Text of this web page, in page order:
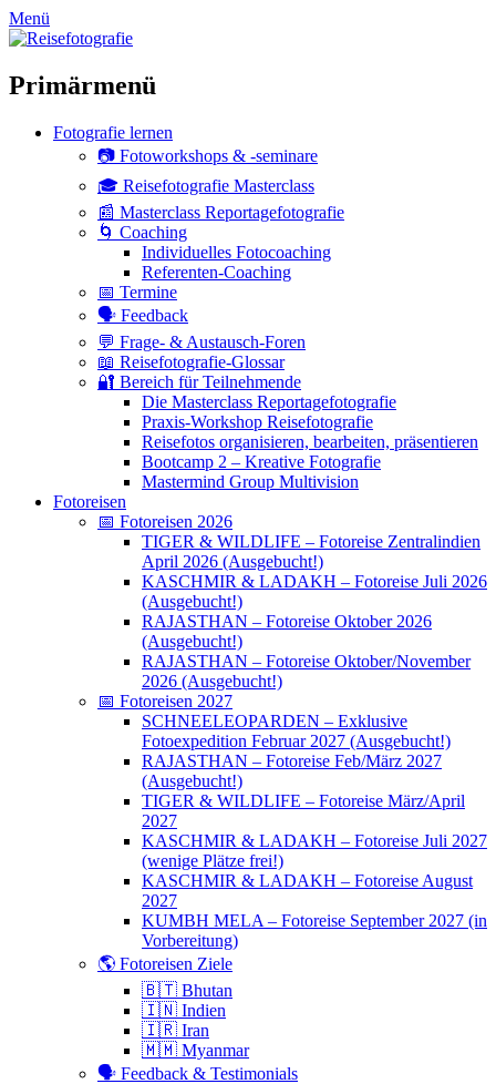
zum
Inhalt
Menü
Primärmenü
Fotografie lernen
📷 Fotoworkshops & -seminare
🎓 Reisefotografie Masterclass
📰 Masterclass Reportagefotografie
🌀 Coaching
Individuelles Fotocoaching
Referenten-Coaching
📅 Termine
🗣 Feedback
💬 Frage- & Austausch-Foren
📖 Reisefotografie-Glossar
🔐 Bereich für Teilnehmende
Die Masterclass Reportagefotografie
Praxis-Workshop Reisefotografie
Reisefotos organisieren, bearbeiten, präsentieren
Bootcamp 2 – Kreative Fotografie
Mastermind Group Multivision
Fotoreisen
📅 Fotoreisen 2026
TIGER & WILDLIFE – Fotoreise Zentralindien
April 2026 (Ausgebucht!)
KASCHMIR & LADAKH – Fotoreise Juli 2026
(Ausgebucht!)
RAJASTHAN – Fotoreise Oktober 2026
(Ausgebucht!)
RAJASTHAN – Fotoreise Oktober/November
2026 (Ausgebucht!)
📅 Fotoreisen 2027
SCHNEELEOPARDEN – Exklusive
Fotoexpedition Februar 2027 (Ausgebucht!)
RAJASTHAN – Fotoreise Feb/März 2027
(Ausgebucht!)
TIGER & WILDLIFE – Fotoreise März/April
2027
KASCHMIR & LADAKH – Fotoreise Juli 2027
(wenige Plätze frei!)
KASCHMIR & LADAKH – Fotoreise August
2027
KUMBH MELA – Fotoreise September 2027 (in
Vorbereitung)
🌎 Fotoreisen Ziele
🇧🇹 Bhutan
🇮🇳 Indien
🇮🇷 Iran
🇲🇲 Myanmar
🗣 Feedback & Testimonials